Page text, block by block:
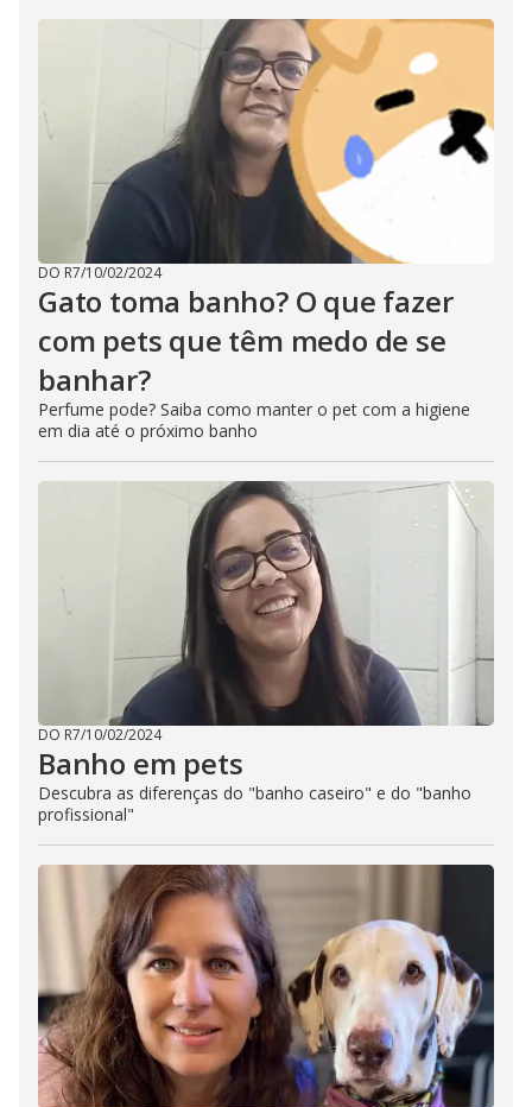
DO R7/10/02/2024
Gato toma banho? O que fazer
com pets que têm medo de se
banhar?
Perfume pode? Saiba como manter o pet com a higiene
em dia até o próximo banho
DO R7/10/02/2024
Banho em pets
Descubra as diferenças do "banho caseiro" e do "banho
profissional"